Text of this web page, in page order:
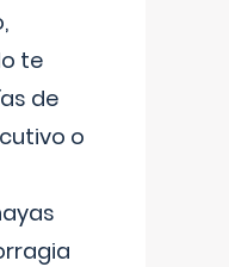
te
de
o